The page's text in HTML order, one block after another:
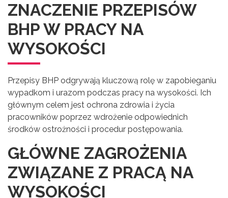
ZNACZENIE PRZEPISÓW
BHP W PRACY NA
WYSOKOŚCI
Przepisy BHP odgrywają kluczową rolę w zapobieganiu
wypadkom i urazom podczas pracy na wysokości. Ich
głównym celem jest ochrona zdrowia i życia
pracowników poprzez wdrożenie odpowiednich
środków ostrożności i procedur postępowania.
GŁÓWNE ZAGROŻENIA
ZWIĄZANE Z PRACĄ NA
WYSOKOŚCI